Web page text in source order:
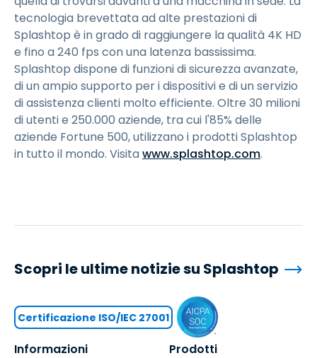
tecnologia brevettata ad alte prestazioni di
Splashtop è in grado di raggiungere la qualità 4K HD
e fino a 240 fps con una latenza bassissima.
Splashtop dispone di funzioni di sicurezza avanzate,
di un ampio supporto per i dispositivi e di un servizio
di assistenza clienti molto efficiente. Oltre 30 milioni
di utenti e 250.000 aziende, tra cui l'85% delle
aziende Fortune 500, utilizzano i prodotti Splashtop
in tutto il mondo. Visitawww.splashtop.com.
Informazioni Prodotti
Scopri le ultime notizie su Splashtop
Certificazione ISO/IEC 27001